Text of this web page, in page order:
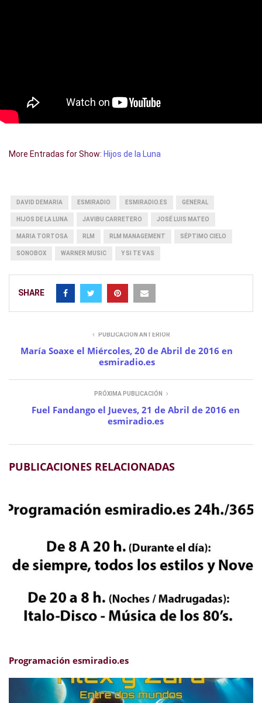
More Entradas for Show: Hijos de la Luna
DAVID DEMARIA ESMIRADIO ESMIRADIO.ES GENERAL
HIJOS DE LA LUNA JAVIBU CARRETERO JOSÉ LUIS MATEO
MARIA TORTOSA RLM RLM MANAGEMENT SÉPTIMO CIELO
SONOBOX WARNER MUSIC Y SI TE VAS
SHARE
PUBLICACIÓN ANTERIOR
María Soaxe el Miércoles, 20 de Abril de 2016 en
esmiradio.es
PRÓXIMA PUBLICACIÓN
Fuel Fandango el Jueves, 21 de Abril de 2016 en
esmiradio.es
PUBLICACIONES RELACIONADAS
Programación esmiradio.es